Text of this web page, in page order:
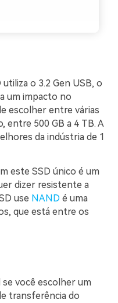
o 3.2 Gen USB, o
um impacto no
escolher entre várias
entre 500 GB a 4 TB. A
da indústria de 1
este SSD único é um
dizer resistente a
use NAND é uma
que está entre os
se você escolher um
transferência do